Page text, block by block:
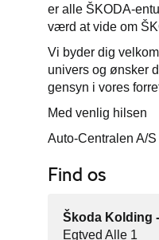
er alle ŠKODA-
værd at vide om
Vi byder dig
univers og ønsker
gensyn i vores
Med venlig hilsen
Auto-Centralen A/
Find os
Škoda Kolding
Egtved Alle 1